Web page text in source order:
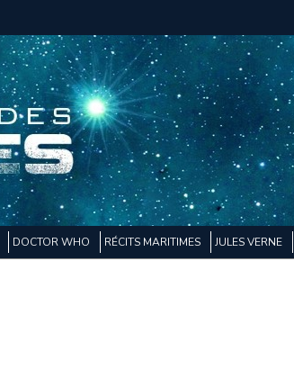
DOCTOR WHO RÉCITS MARITIMES JULES VERNE